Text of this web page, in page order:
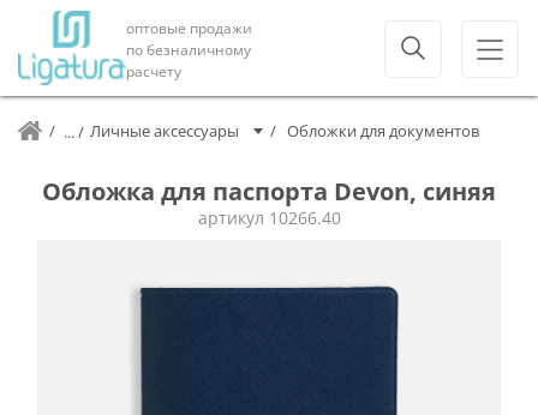
оптовые продажи
по безналичному
расчету
Личные аксессуары Обложки для документов
Обложка для паспорта Devon, синяя
артикул 10266.40